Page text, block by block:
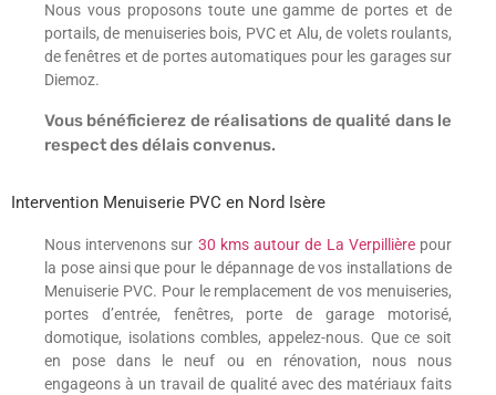
Nous vous proposons toute une gamme de portes et de
portails, de menuiseries bois, PVC et Alu, de volets roulants,
de fenêtres et de portes automatiques pour les garages sur
Diemoz.
Vous bénéficierez de réalisations de qualité dans le
respect des délais convenus.
Intervention Menuiserie PVC en Nord Isère
Nous intervenons sur 30 kms autour de La Verpillièrepour
la pose ainsi que pour le dépannage de vos installations de
Menuiserie PVC. Pour le remplacement de vos menuiseries,
portes d’entrée, fenêtres, porte de garage motorisé,
domotique, isolations combles, appelez-nous. Que ce soit
en pose dans le neuf ou en rénovation, nous nous
engageons à un travail de qualité avec des matériaux faits